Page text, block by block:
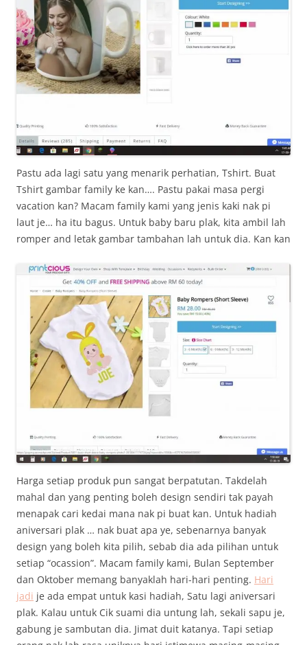
Pastu ada lagi satu yang menarik perhatian, Tshirt. Buat
Tshirt gambar family ke kan…. Pastu pakai masa pergi
vacation kan? Macam family kami yang jenis kaki nak pi
laut je… ha itu bagus. Untuk baby baru plak, kita ambil lah
romper and letak gambar tambahan lah untuk dia. Kan kan
Harga setiap produk pun sangat berpatutan. Takdelah
mahal dan yang penting boleh design sendiri tak payah
menapak cari kedai mana nak pi buat kan. Untuk hadiah
aniversari plak … nak buat apa ye, sebenarnya banyak
design yang boleh kita pilih, sebab dia ada pilihan untuk
setiap “ocassion”. Macam family kami, Bulan September
dan Oktober memang banyaklah hari-hari penting. Hari
jadi je ada empat untuk kasi hadiah, Satu lagi aniversari
plak. Kalau untuk Cik suami dia untung lah, sekali sapu je,
gabung je sambutan dia. Jimat duit katanya. Tapi setiap